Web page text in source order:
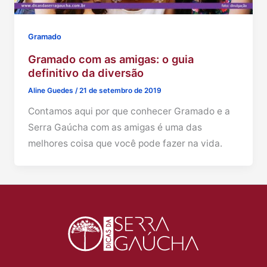
Gramado
Gramado com as amigas: o guia
definitivo da diversão
Aline Guedes/21 de setembro de 2019
Contamos aqui por que conhecer Gramado e a
Serra Gaúcha com as amigas é uma das
melhores coisa que você pode fazer na vida.